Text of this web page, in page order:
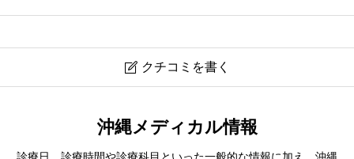
 クチコミを書く
沖縄メディカル情報